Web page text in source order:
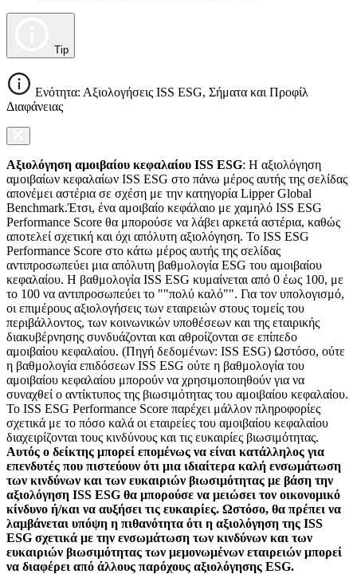
Tip
Ενότητα: Αξιολογήσεις ISS ESG, Σήματα και Προφίλ
Διαφάνειας
Αξιολόγηση αμοιβαίου κεφαλαίου ISS ESG: Η αξιολόγηση
αμοιβαίων κεφαλαίων ISS ESG στο πάνω μέρος αυτής της σελίδας
απονέμει αστέρια σε σχέση με την κατηγορία Lipper Global
Benchmark.Έτσι, ένα αμοιβαίο κεφάλαιο με χαμηλό ISS ESG
Performance Score θα μπορούσε να λάβει αρκετά αστέρια, καθώς
αποτελεί σχετική και όχι απόλυτη αξιολόγηση. Το ISS ESG
Performance Score στο κάτω μέρος αυτής της σελίδας
αντιπροσωπεύει μια απόλυτη βαθμολογία ESG του αμοιβαίου
κεφαλαίου. Η βαθμολογία ISS ESG κυμαίνεται από 0 έως 100, με
το 100 να αντιπροσωπεύει το ""πολύ καλό"". Για τον υπολογισμό,
οι επιμέρους αξιολογήσεις των εταιρειών στους τομείς του
περιβάλλοντος, των κοινωνικών υποθέσεων και της εταιρικής
διακυβέρνησης συνδυάζονται και αθροίζονται σε επίπεδο
αμοιβαίου κεφαλαίου. (Πηγή δεδομένων: ISS ESG) Ωστόσο, ούτε
η βαθμολογία επιδόσεων ISS ESG ούτε η βαθμολογία του
αμοιβαίου κεφαλαίου μπορούν να χρησιμοποιηθούν για να
συναχθεί ο αντίκτυπος της βιωσιμότητας του αμοιβαίου κεφαλαίου.
Το ISS ESG Performance Score παρέχει μάλλον πληροφορίες
σχετικά με το πόσο καλά οι εταιρείες του αμοιβαίου κεφαλαίου
διαχειρίζονται τους κινδύνους και τις ευκαιρίες βιωσιμότητας.
Αυτός ο δείκτης μπορεί επομένως να είναι κατάλληλος για
επενδυτές που πιστεύουν ότι μια ιδιαίτερα καλή ενσωμάτωση
των κινδύνων και των ευκαιριών βιωσιμότητας με βάση την
αξιολόγηση ISS ESG θα μπορούσε να μειώσει τον οικονομικό
κίνδυνο ή/και να αυξήσει τις ευκαιρίες. Ωστόσο, θα πρέπει να
λαμβάνεται υπόψη η πιθανότητα ότι η αξιολόγηση της ISS
ESG σχετικά με την ενσωμάτωση των κινδύνων και των
ευκαιριών βιωσιμότητας των μεμονωμένων εταιρειών μπορεί
να διαφέρει από άλλους παρόχους αξιολόγησης ESG.